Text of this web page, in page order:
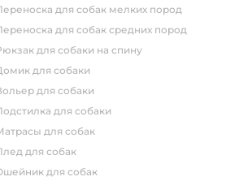
переноска для собак мелких пород
переноска для собак средних пород
рюкзак для собаки на спину
домик для собаки
вольер для собаки
подстилка для собаки
матрасы для собак
плед для собак
ошейник для собак